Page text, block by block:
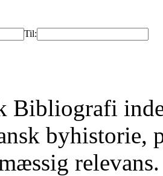
Til:
Bibliografi
byhistorie,
relevans.